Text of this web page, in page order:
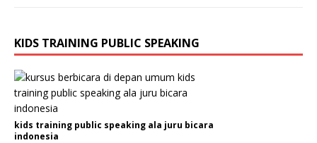
KIDS TRAINING PUBLIC SPEAKING
kids training public speaking ala juru bicara
indonesia